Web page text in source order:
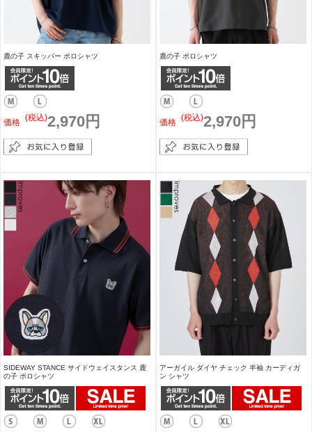
鹿の子 スキッパー ポロシャツ
価格 2,970円
(税込)
鹿の子 ポロシャツ
価格 2,970円
(税込)
SIDEWAY STANCE サイドウェイスタンス 鹿
の子 ポロシャツ
アーガイル ダイヤ チェック 半袖 カーディガ
ン シャツ